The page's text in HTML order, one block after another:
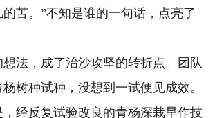
苦。”不知是谁的一句话，点亮了
，成了治沙攻坚的转折点。团队
树种试种，没想到一试便见成效。
经反复试验改良的青杨深栽旱作技